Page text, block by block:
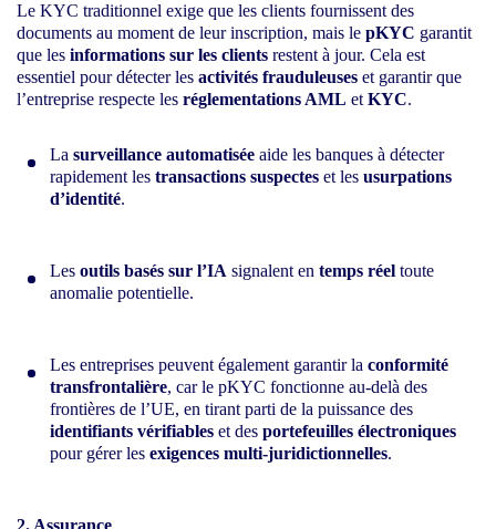
Le KYC traditionnel exige que les clients fournissent des
documents au moment de leur inscription, mais le pKYC garantit
que les informations sur les clients restent à jour. Cela est
essentiel pour détecter les activités frauduleuses et garantir que
l’entreprise respecte les réglementations AML et KYC.
La surveillance automatisée aide les banques à détecter
rapidement les transactions suspectes et les usurpations
d’identité.
Les outils basés sur l’IA signalent en temps réel toute
anomalie potentielle.
Les entreprises peuvent également garantir la conformité
transfrontalière, car le pKYC fonctionne au-delà des
frontières de l’UE, en tirant parti de la puissance des
identifiants vérifiables et des portefeuilles électroniques
pour gérer les exigences multi-juridictionnelles.